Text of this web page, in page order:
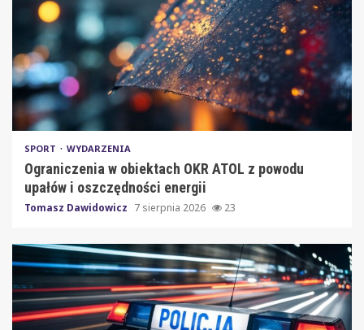
SPORT WYDARZENIA
Ograniczenia w obiektach OKR ATOL z powodu
upałów i oszczędności energii
Tomasz Dawidowicz 7 sierpnia 2026 23